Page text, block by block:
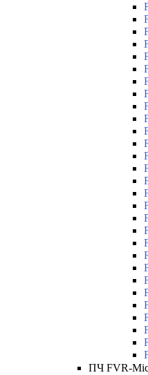
ПЧ FVR-